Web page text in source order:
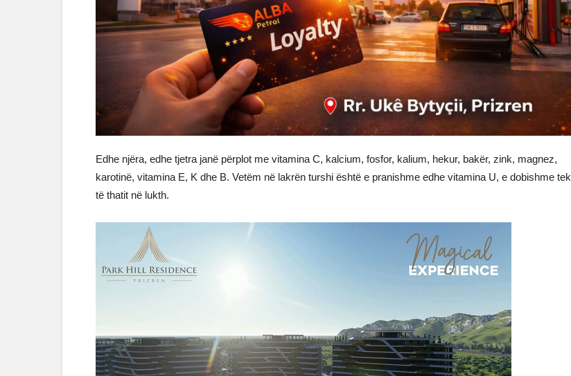
Edhe njëra, edhe tjetra janë përplot me vitamina C, kalcium, fosfor, kalium, hekur, bakër, zink, magnez,
karotinë, vitamina E, K dhe B. Vetëm në lakrën turshi është e pranishme edhe vitamina U, e dobishme tek
të thatit në lukth.